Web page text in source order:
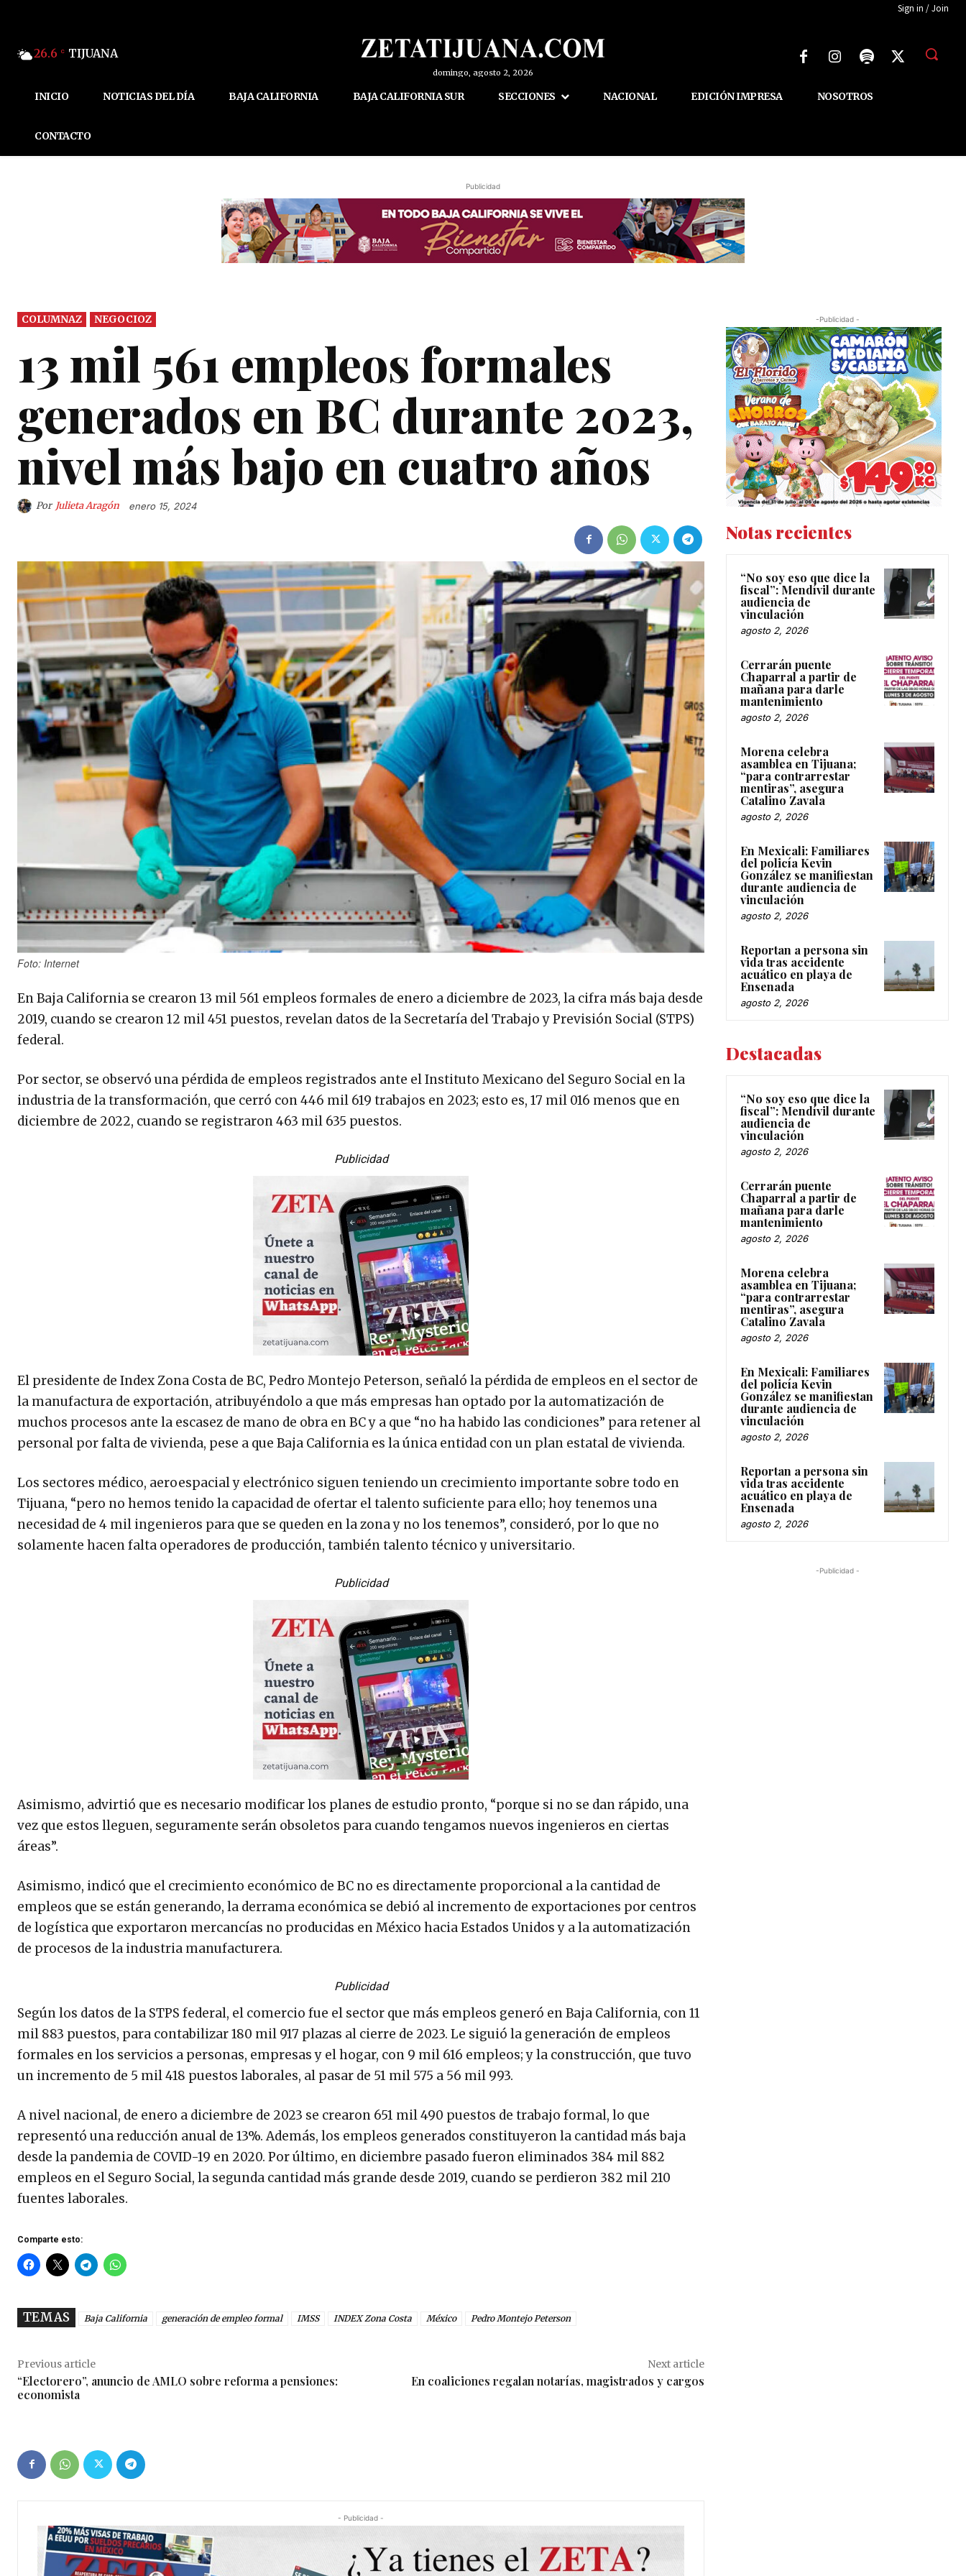
Sign in / Join
26.6 C TIJUANA
domingo, agosto 2, 2026
INICIO NOTICIAS DEL DÍA BAJA CALIFORNIA BAJA CALIFORNIA SUR SECCIONES NACIONAL EDICIÓN IMPRESA NOSOTROS
CONTACTO
Publicidad
COLUMNAZ NEGOCIOZ
13 mil 561 empleos formales
generados en BC durante 2023,
nivel más bajo en cuatro años
Por Julieta Aragón enero 15, 2024
Foto: Internet
En Baja California se crearon 13 mil 561 empleos formales de enero a diciembre de 2023, la cifra más baja desde
2019, cuando se crearon 12 mil 451 puestos, revelan datos de la Secretaría del Trabajo y Previsión Social (STPS)
federal.
Por sector, se observó una pérdida de empleos registrados ante el Instituto Mexicano del Seguro Social en la
industria de la transformación, que cerró con 446 mil 619 trabajos en 2023; esto es, 17 mil 016 menos que en
diciembre de 2022, cuando se registraron 463 mil 635 puestos.
Publicidad
El presidente de Index Zona Costa de BC, Pedro Montejo Peterson, señaló la pérdida de empleos en el sector de
la manufactura de exportación, atribuyéndolo a que más empresas han optado por la automatización de
muchos procesos ante la escasez de mano de obra en BC y a que “no ha habido las condiciones” para retener al
personal por falta de vivienda, pese a que Baja California es la única entidad con un plan estatal de vivienda.
Los sectores médico, aeroespacial y electrónico siguen teniendo un crecimiento importante sobre todo en
Tijuana, “pero no hemos tenido la capacidad de ofertar el talento suficiente para ello; hoy tenemos una
necesidad de 4 mil ingenieros para que se queden en la zona y no los tenemos”, consideró, por lo que no
solamente hacen falta operadores de producción, también talento técnico y universitario.
Publicidad
Asimismo, advirtió que es necesario modificar los planes de estudio pronto, “porque si no se dan rápido, una
vez que estos lleguen, seguramente serán obsoletos para cuando tengamos nuevos ingenieros en ciertas
áreas”.
Asimismo, indicó que el crecimiento económico de BC no es directamente proporcional a la cantidad de
empleos que se están generando, la derrama económica se debió al incremento de exportaciones por centros
de logística que exportaron mercancías no producidas en México hacia Estados Unidos y a la automatización
de procesos de la industria manufacturera.
Publicidad
Según los datos de la STPS federal, el comercio fue el sector que más empleos generó en Baja California, con 11
mil 883 puestos, para contabilizar 180 mil 917 plazas al cierre de 2023. Le siguió la generación de empleos
formales en los servicios a personas, empresas y el hogar, con 9 mil 616 empleos; y la construcción, que tuvo
un incremento de 5 mil 418 puestos laborales, al pasar de 51 mil 575 a 56 mil 993.
A nivel nacional, de enero a diciembre de 2023 se crearon 651 mil 490 puestos de trabajo formal, lo que
representó una reducción anual de 13%. Además, los empleos generados constituyeron la cantidad más baja
desde la pandemia de COVID-19 en 2020. Por último, en diciembre pasado fueron eliminados 384 mil 882
empleos en el Seguro Social, la segunda cantidad más grande desde 2019, cuando se perdieron 382 mil 210
fuentes laborales.
Comparte esto:
TEMAS Baja California generación de empleo formal IMSS INDEX Zona Costa México Pedro Montejo Peterson
Previous article
“Electorero”, anuncio de AMLO sobre reforma a pensiones:
economista
Next article
En coaliciones regalan notarías, magistrados y cargos
- Publicidad -
-Publicidad -
Notas recientes
“No soy eso que dice la
fiscal”: Mendívil durante
audiencia de
vinculación
agosto 2, 2026
Cerrarán puente
Chaparral a partir de
mañana para darle
mantenimiento
agosto 2, 2026
Morena celebra
asamblea en Tijuana;
“para contrarrestar
mentiras”, asegura
Catalino Zavala
agosto 2, 2026
En Mexicali: Familiares
del policía Kevin
González se manifiestan
durante audiencia de
vinculación
agosto 2, 2026
Reportan a persona sin
vida tras accidente
acuático en playa de
Ensenada
agosto 2, 2026
Destacadas
“No soy eso que dice la
fiscal”: Mendívil durante
audiencia de
vinculación
agosto 2, 2026
Cerrarán puente
Chaparral a partir de
mañana para darle
mantenimiento
agosto 2, 2026
Morena celebra
asamblea en Tijuana;
“para contrarrestar
mentiras”, asegura
Catalino Zavala
agosto 2, 2026
En Mexicali: Familiares
del policía Kevin
González se manifiestan
durante audiencia de
vinculación
agosto 2, 2026
Reportan a persona sin
vida tras accidente
acuático en playa de
Ensenada
agosto 2, 2026
-Publicidad -